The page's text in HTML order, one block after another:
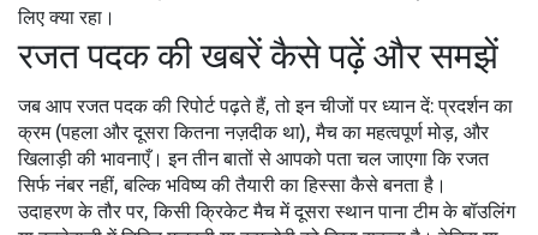
लिए क्या रहा।
रजत पदक की खबरें कैसे पढ़ें और समझें
जब आप रजत पदक की रिपोर्ट पढ़ते हैं, तो इन चीजों पर ध्यान दें: प्रदर्शन का
क्रम (पहला और दूसरा कितना नज़दीक था), मैच का महत्वपूर्ण मोड़, और
खिलाड़ी की भावनाएँ। इन तीन बातों से आपको पता चल जाएगा कि रजत
सिर्फ नंबर नहीं, बल्कि भविष्य की तैयारी का हिस्सा कैसे बनता है।
उदाहरण के तौर पर, किसी क्रिकेट मैच में दूसरा स्थान पाना टीम के बॉउलिंग